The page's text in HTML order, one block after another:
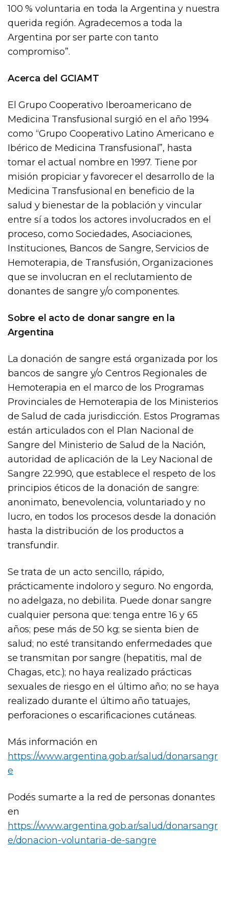
100 % voluntaria en toda la Argentina y nuestra
querida región. Agradecemos a toda la
Argentina por ser parte con tanto
compromiso”.
Acerca del GCIAMT
El Grupo Cooperativo Iberoamericano de
Medicina Transfusional surgió en el año 1994
como “Grupo Cooperativo Latino Americano e
Ibérico de Medicina Transfusional”, hasta
tomar el actual nombre en 1997. Tiene por
misión propiciar y favorecer el desarrollo de la
Medicina Transfusional en beneficio de la
salud y bienestar de la población y vincular
entre sí a todos los actores involucrados en el
proceso, como Sociedades, Asociaciones,
Instituciones, Bancos de Sangre, Servicios de
Hemoterapia, de Transfusión, Organizaciones
que se involucran en el reclutamiento de
donantes de sangre y/o componentes.
Sobre el acto de donar sangre en la
Argentina
La donación de sangre está organizada por los
bancos de sangre y/o Centros Regionales de
Hemoterapia en el marco de los Programas
Provinciales de Hemoterapia de los Ministerios
de Salud de cada jurisdicción. Estos Programas
están articulados con el Plan Nacional de
Sangre del Ministerio de Salud de la Nación,
autoridad de aplicación de la Ley Nacional de
Sangre 22.990, que establece el respeto de los
principios éticos de la donación de sangre:
anonimato, benevolencia, voluntariado y no
lucro, en todos los procesos desde la donación
hasta la distribución de los productos a
transfundir.
Se trata de un acto sencillo, rápido,
prácticamente indoloro y seguro. No engorda,
no adelgaza, no debilita. Puede donar sangre
cualquier persona que: tenga entre 16 y 65
años; pese más de 50 kg; se sienta bien de
salud; no esté transitando enfermedades que
se transmitan por sangre (hepatitis, mal de
Chagas, etc.); no haya realizado prácticas
sexuales de riesgo en el último año; no se haya
realizado durante el último año tatuajes,
perforaciones o escarificaciones cutáneas.
Más información en
https://www.argentina.gob.ar/salud/donarsangr
e
Podés sumarte a la red de personas donantes
en
https://www.argentina.gob.ar/salud/donarsangr
e/donacion-voluntaria-de-sangre